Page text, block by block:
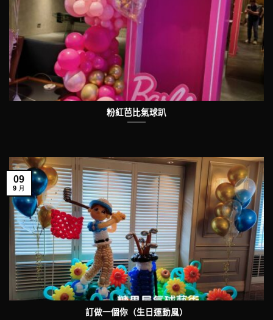
粉紅芭比氣球趴
訂做一個你（生日運動風）
09
9 月